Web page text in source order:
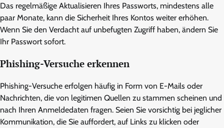
Das regelmäßige Aktualisieren Ihres Passworts, mindestens alle
paar Monate, kann die Sicherheit Ihres Kontos weiter erhöhen.
Wenn Sie den Verdacht auf unbefugten Zugriff haben, ändern Sie
Ihr Passwort sofort.
Phishing-Versuche erkennen
Phishing-Versuche erfolgen häufig in Form von E-Mails oder
Nachrichten, die von legitimen Quellen zu stammen scheinen und
nach Ihren Anmeldedaten fragen. Seien Sie vorsichtig bei jeglicher
Kommunikation, die Sie auffordert, auf Links zu klicken oder